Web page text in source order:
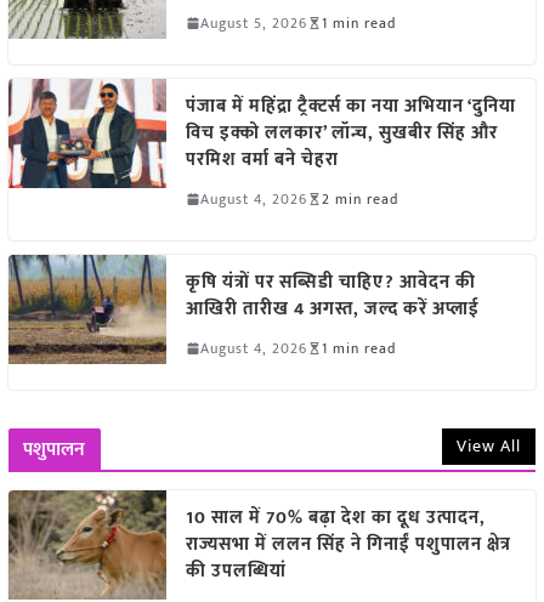
August 5, 2026 1 min read
पंजाब में महिंद्रा ट्रैक्टर्स का नया अभियान ‘दुनिया
विच इक्को ललकार’ लॉन्च, सुखबीर सिंह और
परमिश वर्मा बने चेहरा
August 4, 2026 2 min read
कृषि यंत्रों पर सब्सिडी चाहिए? आवेदन की
आखिरी तारीख 4 अगस्त, जल्द करें अप्लाई
August 4, 2026 1 min read
पशुपालन View All
10 साल में 70% बढ़ा देश का दूध उत्पादन,
राज्यसभा में ललन सिंह ने गिनाईं पशुपालन क्षेत्र
की उपलब्धियां